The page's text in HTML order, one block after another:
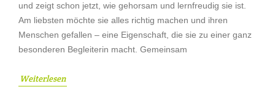
und zeigt schon jetzt, wie gehorsam und lernfreudig sie ist.
Am liebsten möchte sie alles richtig machen und ihren
Menschen gefallen – eine Eigenschaft, die sie zu einer ganz
besonderen Begleiterin macht. Gemeinsam
Weiterlesen